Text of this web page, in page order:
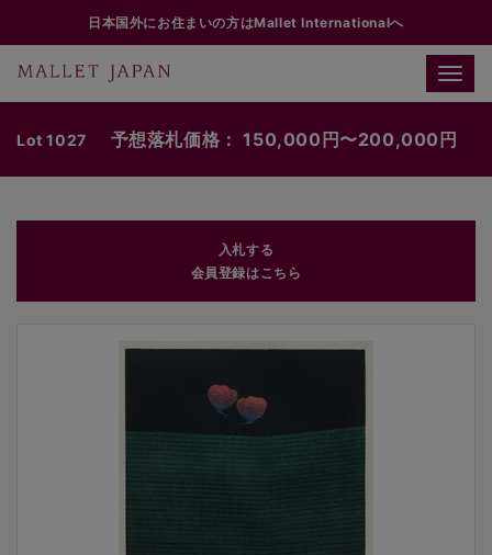
日本国外にお住まいの方はMallet Internationalへ
Toggle
Lot 1027 予想落札価格： 150,000円〜200,000円
入札する
会員登録はこちら